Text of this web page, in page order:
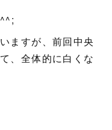
ますが、前回中央
、全体的に白くな